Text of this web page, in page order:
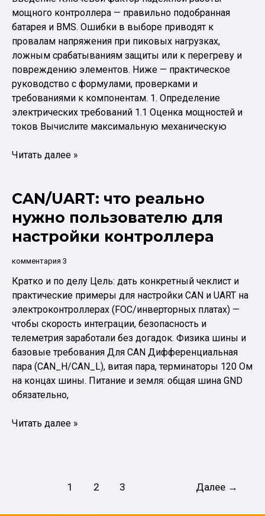
мощного контроллера — правильно подобранная
батарея и BMS. Ошибки в выборе приводят к
провалам напряжения при пиковых нагрузках,
ложным срабатываниям защиты или к перегреву и
повреждению элементов. Ниже — практическое
руководство с формулами, проверками и
требованиями к компонентам. 1. Определение
электрических требований 1.1 Оценка мощностей и
токов Вычислите максимальную механическую
Как
и
под
мощный
просадки,
защита
Читать далее »
CAN/UART: что реально
нужно пользователю для
настройки контроллера
комментария 3
Кратко и по делу Цель: дать конкретный чеклист и
практические примеры для настройки CAN и UART на
электроконтроллерах (FOC/инверторных платах) —
чтобы скорость интеграции, безопасность и
телеметрия заработали без догадок. Физика шины и
базовые требования Для CAN Дифференциальная
пара (CAN_H/CAN_L), витая пара, терминаторы 120 Ом
на концах шины. Питание и земля: общая шина GND
обязательно,
CAN/UART:
Читать далее »
1 2 3 Далее →